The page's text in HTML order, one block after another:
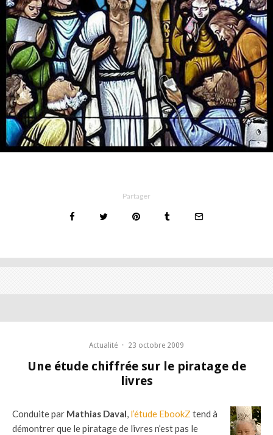
Partager
Actualité · 23 octobre 2009
Une étude chiffrée sur le piratage de
livres
Conduite par Mathias Daval, l’étude EbookZ tend à
démontrer que le piratage de livres n’est pas le